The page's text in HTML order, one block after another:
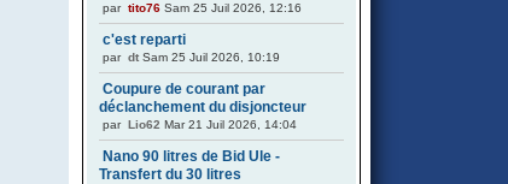
par tito76 Sam 25 Juil 2026, 12:16
c'est reparti
par dt Sam 25 Juil 2026, 10:19
Coupure de courant par
déclanchement du disjoncteur
par Lio62 Mar 21 Juil 2026, 14:04
Nano 90 litres de Bid Ule -
Transfert du 30 litres